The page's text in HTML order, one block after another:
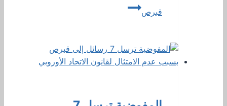
قبرص